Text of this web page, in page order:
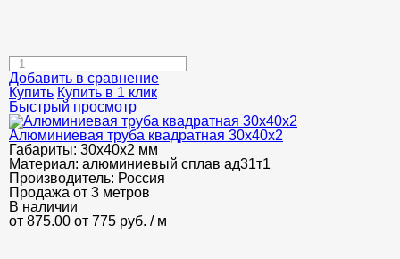
Добавить в сравнение
Купить Купить в 1 клик
Быстрый просмотр
Алюминиевая труба квадратная 30х40х2
Габариты: 30х40х2 мм
Материал: алюминиевый сплав ад31т1
Производитель: Россия
Продажа от 3 метров
В наличии
от 875.00 от 775 руб. / м